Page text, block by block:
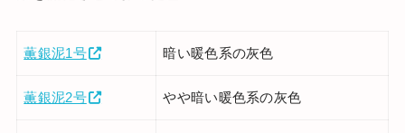
薫銀泥1号 暗い暖色系の灰色
薫銀泥2号 やや暗い暖色系の灰色